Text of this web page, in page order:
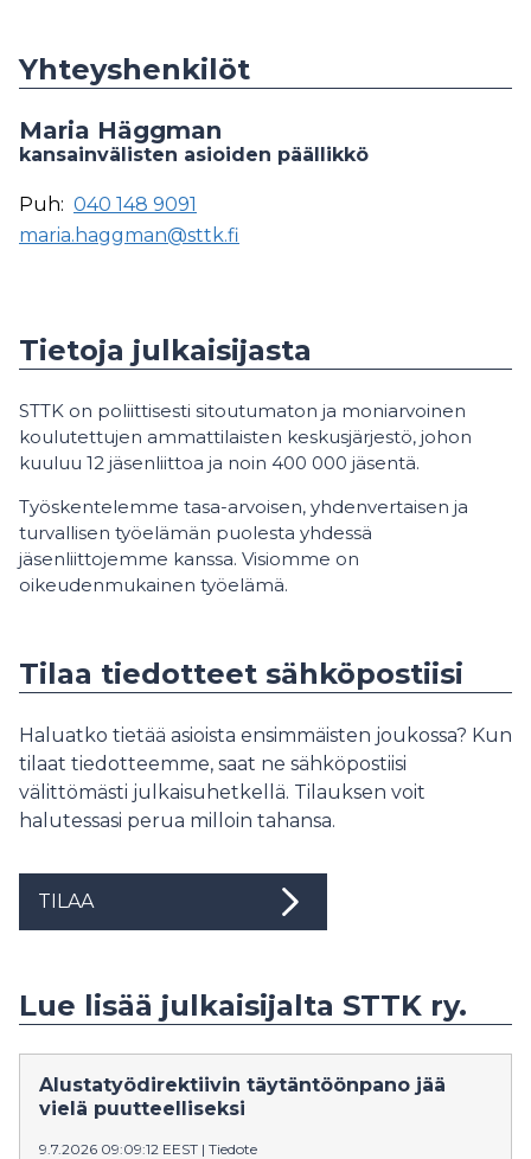
Yhteyshenkilöt
Maria Häggman
kansainvälisten asioiden päällikkö
Puh: 040 148 9091
maria.haggman@sttk.fi
Tietoja julkaisijasta
STTK on poliittisesti sitoutumaton ja moniarvoinen
koulutettujen ammattilaisten keskusjärjestö, johon
kuuluu 12 jäsenliittoa ja noin 400 000 jäsentä.
Työskentelemme tasa-arvoisen, yhdenvertaisen ja
turvallisen työelämän puolesta yhdessä
jäsenliittojemme kanssa. Visiomme on
oikeudenmukainen työelämä.
Tilaa tiedotteet sähköpostiisi
Haluatko tietää asioista ensimmäisten joukossa? Kun
tilaat tiedotteemme, saat ne sähköpostiisi
välittömästi julkaisuhetkellä. Tilauksen voit
halutessasi perua milloin tahansa.
TILAA
Lue lisää julkaisijalta STTK ry.
Alustatyödirektiivin täytäntöönpano jää
vielä puutteelliseksi
9.7.2026 09:09:12 EEST | Tiedote